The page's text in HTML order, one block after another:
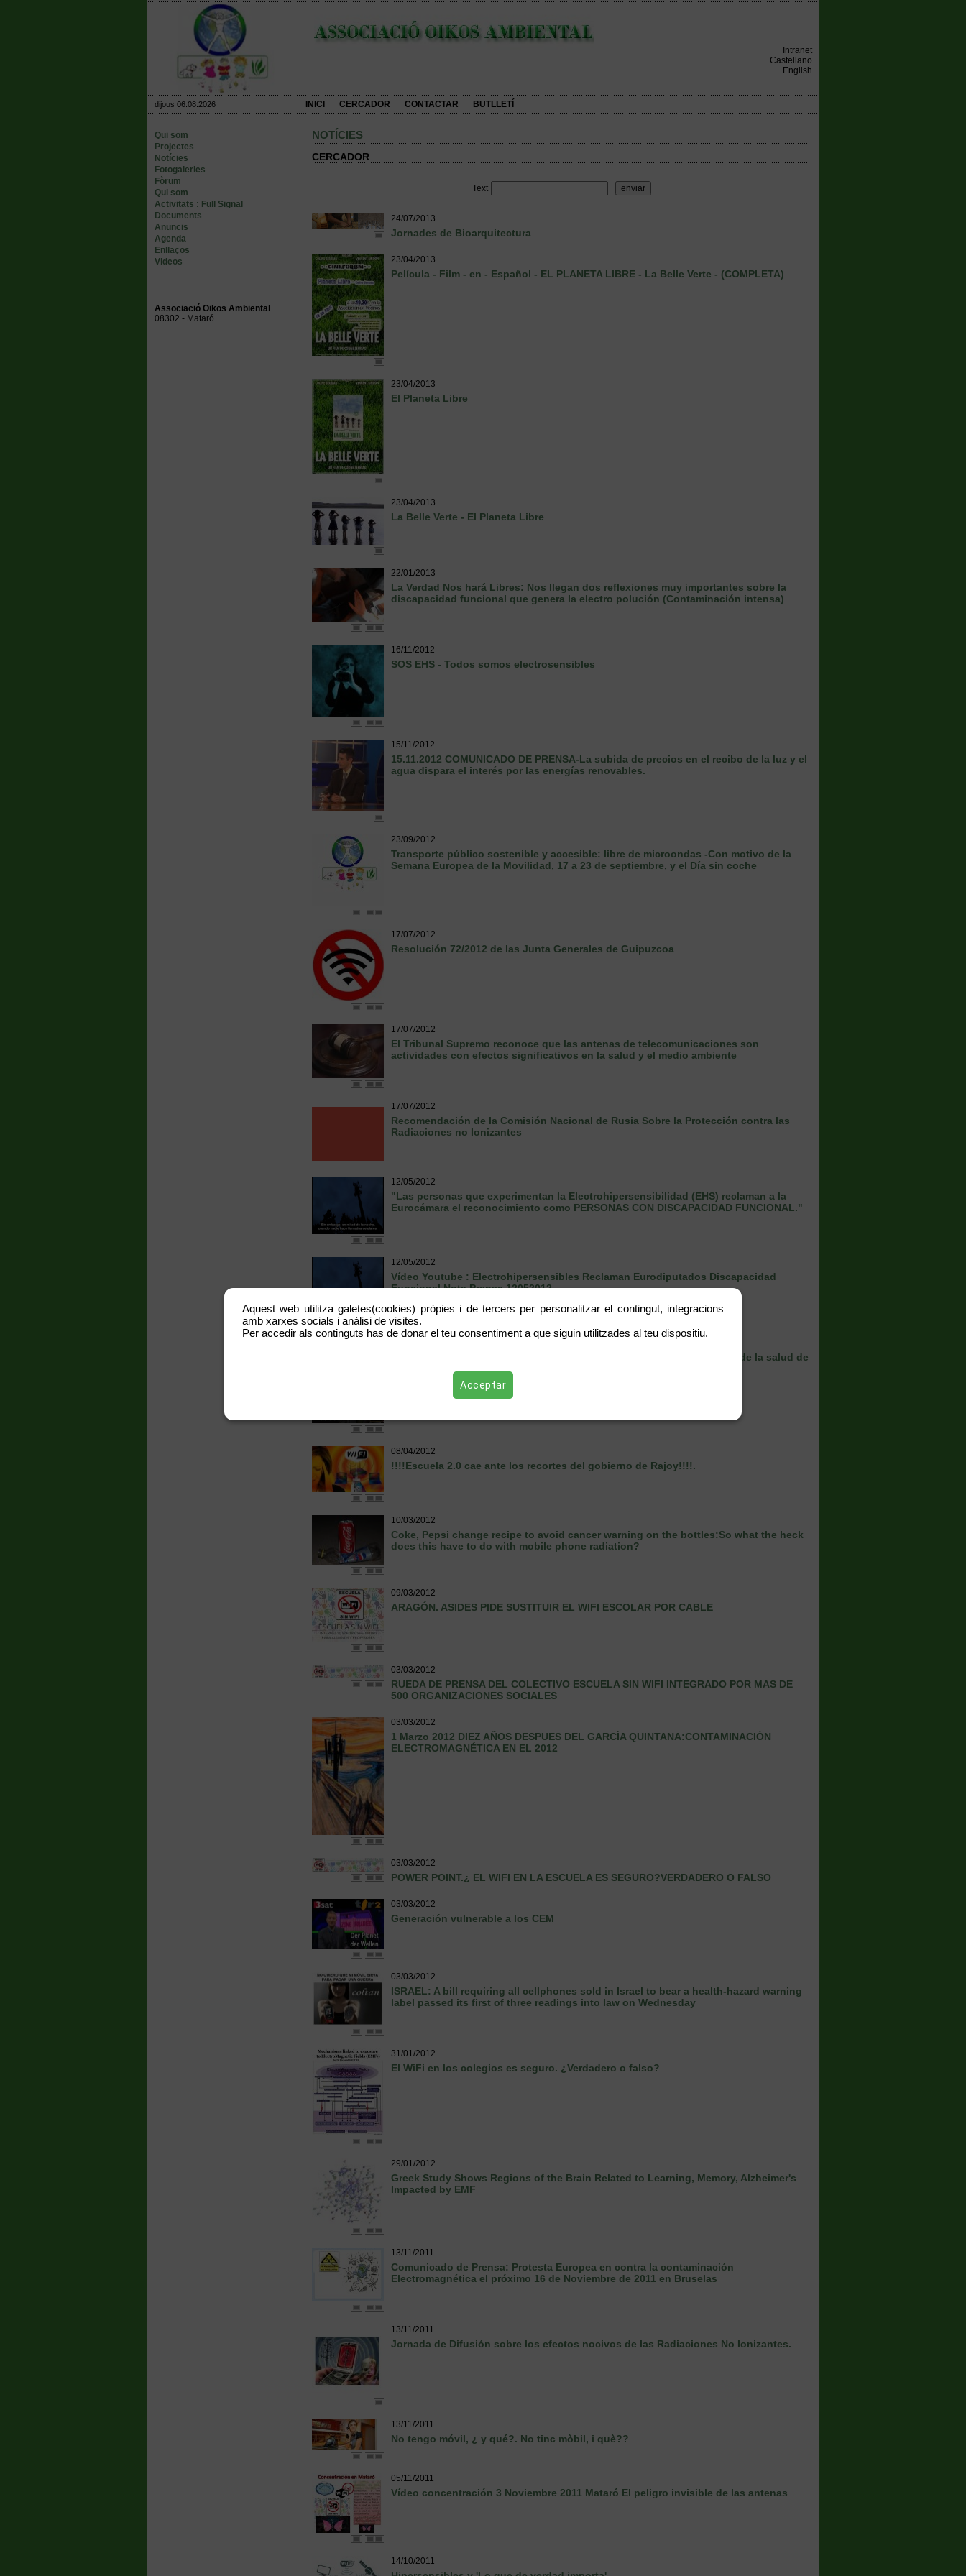
Intranet
Castellano
English
dijous 06.08.2026 INICI CERCADOR CONTACTAR BUTLLETÍ
Qui som
Projectes
Notícies
Fotogaleries
Fòrum
Qui som
Activitats : Full Signal
Documents
Anuncis
Agenda
Enllaços
Videos
Associació Oikos Ambiental
08302 - Mataró
NOTÍCIES
CERCADOR
Text
24/07/2013
Jornades de Bioarquitectura
23/04/2013
Película - Film - en - Español - EL PLANETA LIBRE - La Belle Verte - (COMPLETA)
23/04/2013
El Planeta Libre
23/04/2013
La Belle Verte - El Planeta Libre
22/01/2013
La Verdad Nos hará Libres: Nos llegan dos reflexiones muy importantes sobre la
discapacidad funcional que genera la electro polución (Contaminación intensa)
16/11/2012
SOS EHS - Todos somos electrosensibles
15/11/2012
15.11.2012 COMUNICADO DE PRENSA-La subida de precios en el recibo de la luz y el
agua dispara el interés por las energías renovables.
23/09/2012
Transporte público sostenible y accesible: libre de microondas -Con motivo de la
Semana Europea de la Movilidad, 17 a 23 de septiembre, y el Día sin coche
17/07/2012
Resolución 72/2012 de las Junta Generales de Guipuzcoa
17/07/2012
El Tribunal Supremo reconoce que las antenas de telecomunicaciones son
actividades con efectos significativos en la salud y el medio ambiente
17/07/2012
Recomendación de la Comisión Nacional de Rusia Sobre la Protección contra las
Radiaciones no Ionizantes
12/05/2012
"Las personas que experimentan la Electrohipersensibilidad (EHS) reclaman a la
Eurocámara el reconocimiento como PERSONAS CON DISCAPACIDAD FUNCIONAL."
12/05/2012
Vídeo Youtube : Electrohipersensibles Reclaman Eurodiputados Discapacidad
Funcional Nota Prensa 12052012
Escuela sin wifi acusa al Estado de "mercantilizar" los centros a costa de la salud de
08/04/2012
!!!!Escuela 2.0 cae ante los recortes del gobierno de Rajoy!!!!.
10/03/2012
Coke, Pepsi change recipe to avoid cancer warning on the bottles:So what the heck
does this have to do with mobile phone radiation?
09/03/2012
ARAGÓN. ASIDES PIDE SUSTITUIR EL WIFI ESCOLAR POR CABLE
03/03/2012
RUEDA DE PRENSA DEL COLECTIVO ESCUELA SIN WIFI INTEGRADO POR MAS DE
500 ORGANIZACIONES SOCIALES
03/03/2012
1 Marzo 2012 DIEZ AÑOS DESPUES DEL GARCÍA QUINTANA:CONTAMINACIÓN
ELECTROMAGNÉTICA EN EL 2012
03/03/2012
POWER POINT.¿ EL WIFI EN LA ESCUELA ES SEGURO?VERDADERO O FALSO
03/03/2012
Generación vulnerable a los CEM
03/03/2012
ISRAEL: A bill requiring all cellphones sold in Israel to bear a health-hazard warning
label passed its first of three readings into law on Wednesday
31/01/2012
El WiFi en los colegios es seguro. ¿Verdadero o falso?
29/01/2012
Greek Study Shows Regions of the Brain Related to Learning, Memory, Alzheimer's
Impacted by EMF
13/11/2011
Comunicado de Prensa: Protesta Europea en contra la contaminación
Electromagnética el próximo 16 de Noviembre de 2011 en Bruselas
13/11/2011
Jornada de Difusión sobre los efectos nocivos de las Radiaciones No Ionizantes.
13/11/2011
No tengo móvil, ¿ y qué?. No tinc mòbil, i què??
05/11/2011
Vídeo concentración 3 Noviembre 2011 Mataró El peligro invisible de las antenas
14/10/2011
Aquest web utilitza galetes(cookies) pròpies i de tercers per personalitzar el contingut, integracions
amb xarxes socials i anàlisi de visites.
Per accedir als continguts has de donar el teu consentiment a que siguin utilitzades al teu dispositiu.
Acceptar